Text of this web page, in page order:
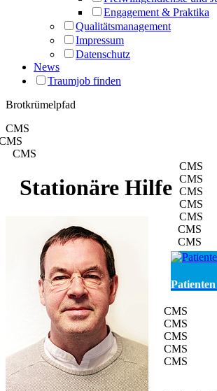
Engagement & Praktika
Qualitätsmanagement
Impressum
Datenschutz
News
Traumjob finden
Brotkrümelpfad
CMS
CMS
Stationäre Hilfe
CMS
CMS
CMS
CMS
CMS
CMS
CMS
CMS
CMS
CMS
CMS
CMS